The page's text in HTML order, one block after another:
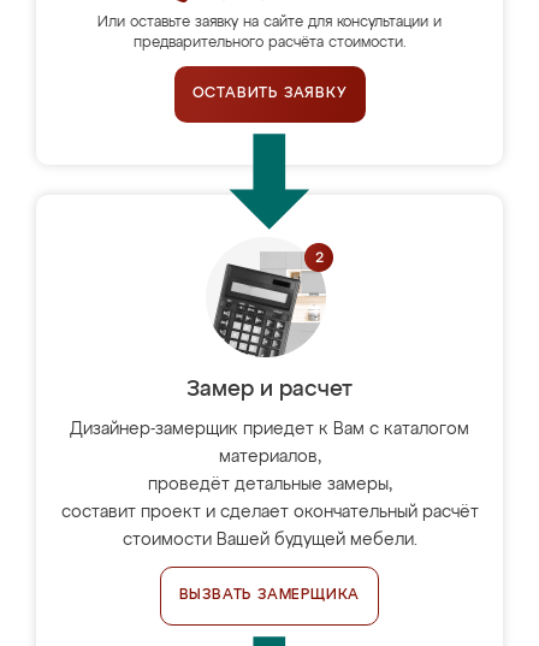
Или оставьте заявку на сайте для консультации и
предварительного расчёта стоимости.
ОСТАВИТЬ ЗАЯВКУ
Замер и расчет
Дизайнер-замерщик приедет к Вам с каталогом
материалов,
проведёт детальные замеры,
составит проект и сделает окончательный расчёт
стоимости Вашей будущей мебели.
ВЫЗВАТЬ ЗАМЕРЩИКА